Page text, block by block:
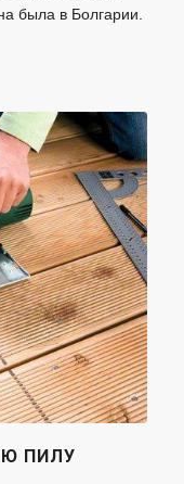
была в Болгарии.
ПИЛУ